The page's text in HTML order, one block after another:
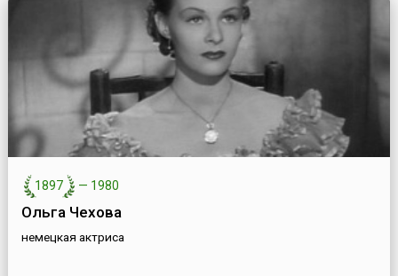
1897 — 1980
Ольга Чехова
немецкая актриса